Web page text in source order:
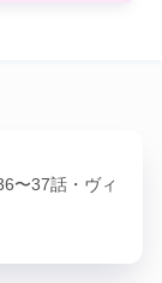
〜37話・ヴィ